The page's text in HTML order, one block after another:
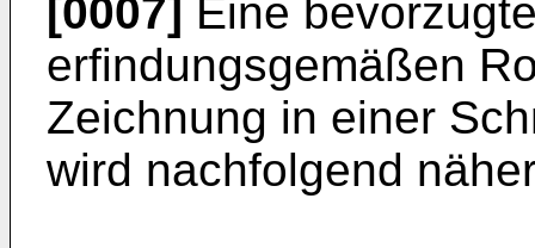
[0007] Eine
erfindungsgemäßen
Zeichnung in einer
wird nachfolgend